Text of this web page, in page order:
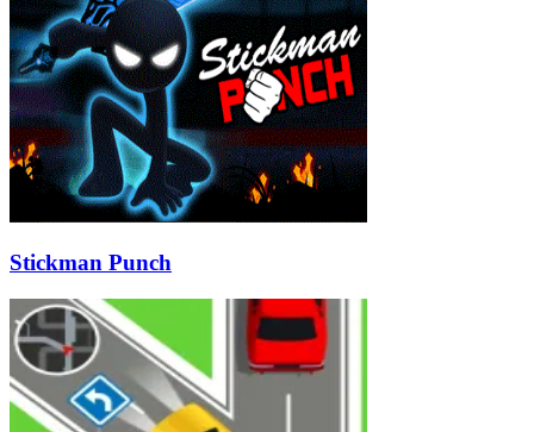
Stickman Punch